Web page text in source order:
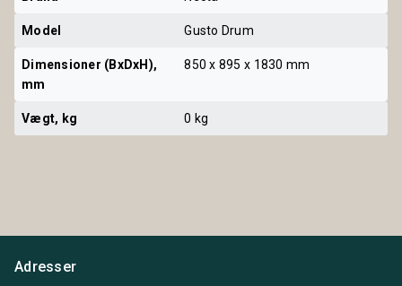
Model Gusto Drum
Dimensioner (BxDxH),
mm
850 x 895 x 1830 mm
Vægt, kg 0 kg
Adresser